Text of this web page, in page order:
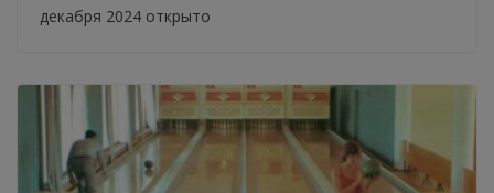
декабря 2024 открыто